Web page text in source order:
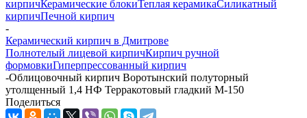
кирпичКерамические блокиТеплая керамикаСиликатный
кирпичПечной кирпич
-
Керамический кирпич в Дмитрове
Полнотелый лицевой кирпичКирпич ручной
формовкиГиперпрессованный кирпич
-Облицовочный кирпич Воротынский полуторный
утолщенный 1,4 НФ Терракотовый гладкий М-150
Поделиться